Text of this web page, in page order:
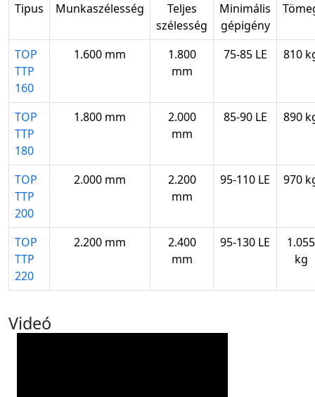
Tipus Munkaszélesség
Teljes
szélesség
Minimális
gépigény
TOP
TTP
160
1.600 mm
1.800
mm
75-85 LE 810
TOP
TTP
180
1.800 mm
2.000
mm
85-90 LE 890
TOP
TTP
200
2.000 mm
2.200
mm
95-110 LE 970
TOP
TTP
220
2.200 mm
2.400
mm
95-130 LE
1.055
kg
Videó